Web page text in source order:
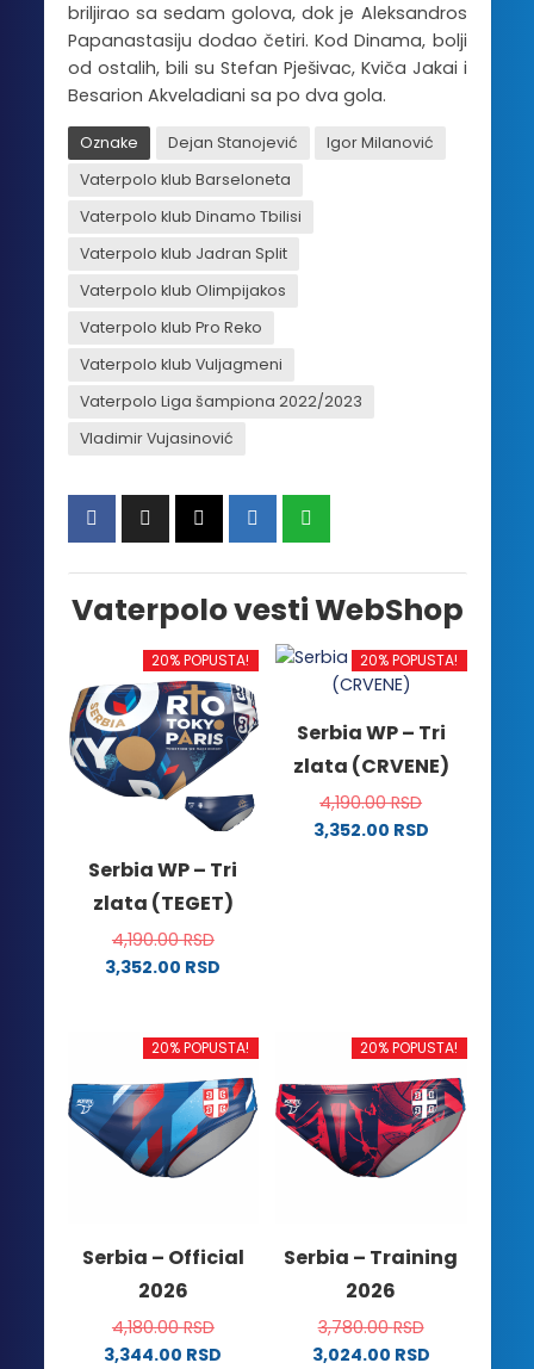
briljirao sa sedam golova, dok je Aleksandros
Papanastasiju dodao četiri. Kod Dinama, bolji
od ostalih, bili su Stefan Pješivac, Kviča Jakai i
Besarion Akveladiani sa po dva gola.
Oznake Dejan Stanojević
Igor Milanović
Vaterpolo klub Barseloneta
Vaterpolo klub Dinamo Tbilisi
Vaterpolo klub Jadran Split
Vaterpolo klub Olimpijakos
Vaterpolo klub Pro Reko
Vaterpolo klub Vuljagmeni
Vaterpolo Liga šampiona 2022/2023
Vladimir Vujasinović
Vaterpolo vesti WebShop
20% POPUSTA!
Serbia WP – Tri
zlata (TEGET)
4,190.00RSD
3,352.00 RSD
ima
varijanti.
Opcije
mogu
biti
stranici
proizvoda.
20% POPUSTA!
Serbia WP – Tri
zlata (CRVENE)
4,190.00RSD
3,352.00 RSD
biti
izabrane
na
stranici
proizvoda.
20% POPUSTA!
Serbia – Official
2026
4,180.00RSD
3,344.00 RSD
20% POPUSTA!
Serbia – Training
2026
3,780.00RSD
3,024.00 RSD